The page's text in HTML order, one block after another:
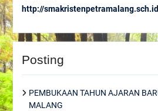
http://
Posting
PEMBUKAAN TAHUN AJARAN
MALANG